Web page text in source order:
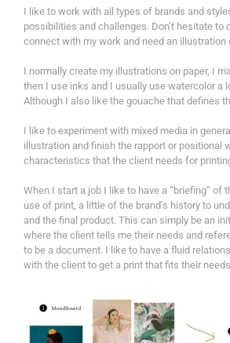
I like to work with all types of brands and
possibilities and challenges. Don’t hesitate to
connect with my work and need an illustration
I normally create my illustrations on paper, I
then I use inks and I usually use watercolor a
Although I also like the gouache that defines
I like to experiment with mixed media in
illustration and finish the rapport or positional
characteristics that the client needs for
When I start a job I like to have a “briefing” of
use of print, a little of the brand’s history to
and the final product. This can simply be an
where the client tells me their needs and
to be a document. I like to have a fluid
with the client to get a print that fits their